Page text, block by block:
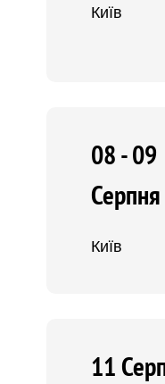
Київ
08 - 09
Серпня
Київ
11